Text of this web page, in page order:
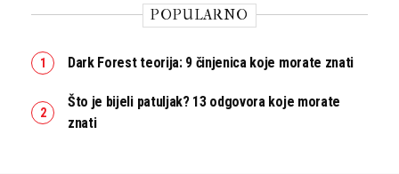
POPULARNO
Dark Forest teorija: 9 činjenica koje morate znati
Što je bijeli patuljak? 13 odgovora koje morate
znati